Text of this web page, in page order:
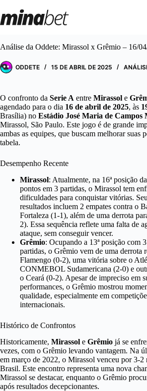
para
o
Análise da Oddete: Mirassol x Grêmio – 16/
ODDETE 15 DE ABRIL DE 2025
O confronto da Serie A entre Mirassol e
agendado para o dia 16 de abril de 2025, às
Brasília) no Estádio José Maria de Campos
Mirassol, São Paulo. Este jogo é de grande
ambas as equipes, que buscam melhorar suas
tabela.
Desempenho Recente
Mirassol: Atualmente, na 16ª posição
pontos em 3 partidas, o Mirassol tem
dificuldades para conquistar vitórias.
resultados incluem 2 empates contra o
Fortaleza (1-1), além de uma derrota
2). Essa sequência reflete uma falta de
ataque, sem conseguir vencer.
Grêmio: Ocupando a 13ª posição com
partidas, o Grêmio vem de uma derrota
Flamengo (0-2), uma vitória sobre o
CONMEBOL Sudamericana (2-0) e
o Ceará (0-2). Apesar de impreciso em
performances, o Grêmio mostrou
qualidade, especialmente em
internacionais.
Histórico de Confrontos
Historicamente, Mirassol e Grêmio já se
vezes, com o Grêmio levando vantagem. Na
em março de 2022, o Mirassol venceu por 3-2
Brasil. Este encontro representa uma nova
Mirassol se destacar, enquanto o Grêmio
após resultados decepcionantes.